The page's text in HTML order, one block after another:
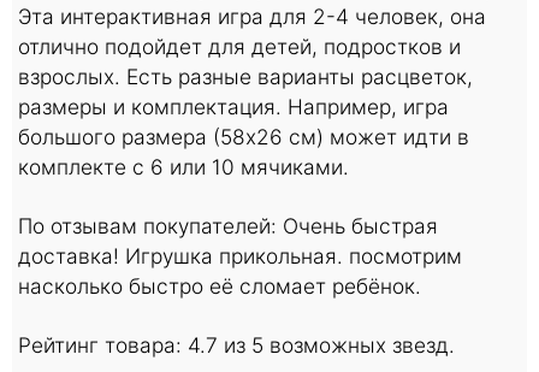
Эта интерактивная игра для 2-4 человек, она
отлично подойдет для детей, подростков и
взрослых. Есть разные варианты расцветок,
размеры и комплектация. Например, игра
большого размера (58х26 см) может идти в
комплекте с 6 или 10 мячиками.
По отзывам покупателей: Очень быстрая
доставка! Игрушка прикольная. посмотрим
насколько быстро её сломает ребёнок.
Рейтинг товара: 4.7 из 5 возможных звезд.